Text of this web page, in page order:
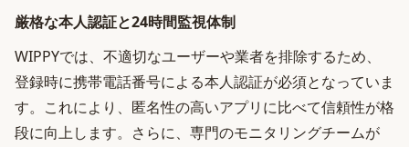
厳格な本人認証と24時間監視体制
WIPPYでは、不適切なユーザーや業者を排除するため、
登録時に携帯電話番号による本人認証が必須となっていま
す。これにより、匿名性の高いアプリに比べて信頼性が格
段に向上します。さらに、専門のモニタリングチームが